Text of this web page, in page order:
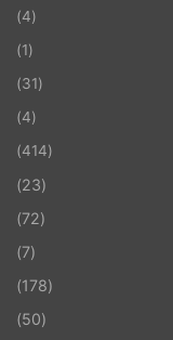
(4)
(1)
(31)
(4)
(414)
(23)
(72)
(7)
(178)
(50)